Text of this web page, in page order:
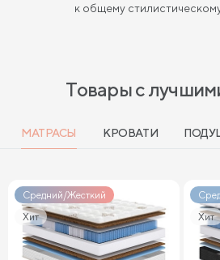
к общему
Товары с
МАТРАСЫ КРОВАТИ
Средний/Жесткий
Хит
Хит